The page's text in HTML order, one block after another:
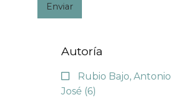
Enviar
Autoría
Rubio Bajo, Antonio
José (6)